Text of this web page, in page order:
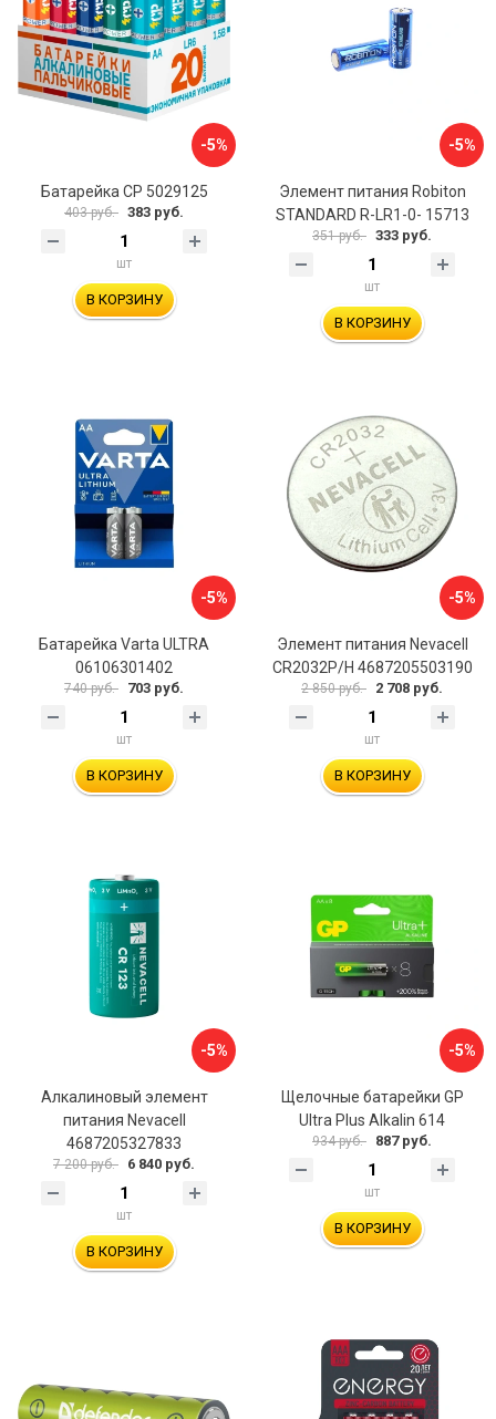
-5%
Батарейка CP 5029125
403 руб. 383 руб.
шт
В КОРЗИНУ
-5%
Элемент питания Robiton
STANDARD R-LR1-0- 15713
351 руб. 333 руб.
шт
В КОРЗИНУ
-5%
Батарейка Varta ULTRA
06106301402
740 руб. 703 руб.
шт
В КОРЗИНУ
-5%
Элемент питания Nevacell
CR2032P/H 4687205503190
2 850 руб. 2 708 руб.
шт
В КОРЗИНУ
-5%
Алкалиновый элемент
питания Nevacell
4687205327833
7 200 руб. 6 840 руб.
шт
В КОРЗИНУ
-5%
Щелочные батарейки GP
Ultra Plus Alkalin 614
934 руб. 887 руб.
шт
В КОРЗИНУ